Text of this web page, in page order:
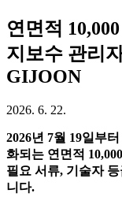
연면적
지보수 관리
GIJOON
2026. 6. 22.
2026년 7월 19일부
화되는 연면적
필요 서류, 기술자
니다.